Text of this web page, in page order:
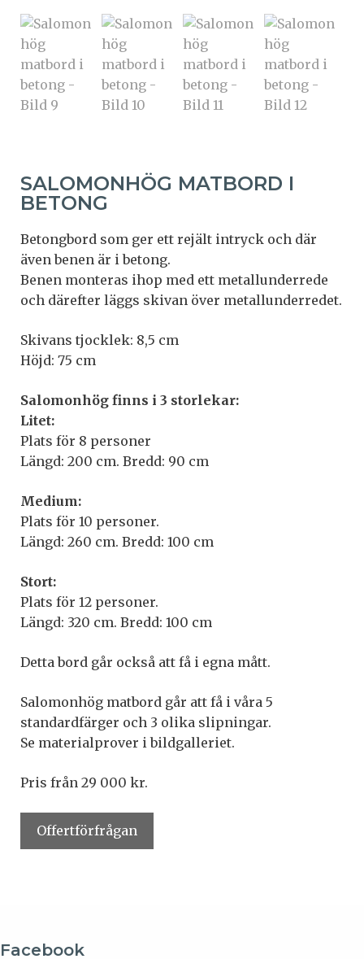
SALOMONHÖG MATBORD I
BETONG
Betongbord som ger ett rejält intryck och där
även benen är i betong.
Benen monteras ihop med ett metallunderrede
och därefter läggs skivan över metallunderredet.
Skivans tjocklek: 8,5 cm
Höjd: 75 cm
Salomonhög finns i 3 storlekar:
Litet:
Plats för 8 personer
Längd: 200 cm. Bredd: 90 cm
Medium:
Plats för 10 personer.
Längd: 260 cm. Bredd: 100 cm
Stort:
Plats för 12 personer.
Längd: 320 cm. Bredd: 100 cm
Detta bord går också att få i egna mått.
Salomonhög matbord går att få i våra 5
standardfärger och 3 olika slipningar.
Se materialprover i bildgalleriet.
Pris från 29 000 kr.
Offertförfrågan
Facebook